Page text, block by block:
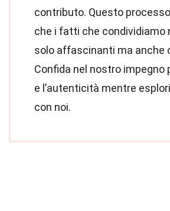
contributo. Questo
che i fatti che condividiamo
solo affascinanti ma anche
Confida nel nostro impegno
e l’autenticità mentre
con noi.